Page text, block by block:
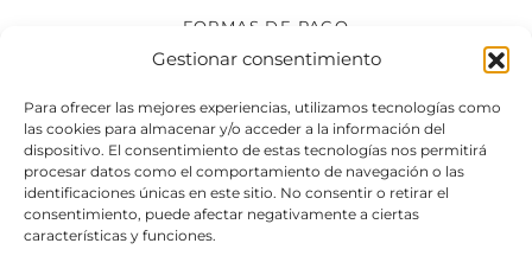
Gestionar consentimiento
Para ofrecer las mejores experiencias, utilizamos tecnologías como
las cookies para almacenar y/o acceder a la información del
dispositivo. El consentimiento de estas tecnologías nos permitirá
procesar datos como el comportamiento de navegación o las
identificaciones únicas en este sitio. No consentir o retirar el
consentimiento, puede afectar negativamente a ciertas
características y funciones.
FORMAS DE PAGO
SÍGUENOS